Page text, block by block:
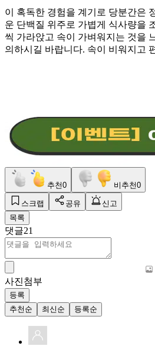
이 혹독한 경험을 계기로 당분간은
운 단백질 위주로 가볍게 식사량을
씩 가라앉고 속이 가벼워지는 것을
의하시길 바랍니다. 속이 비워지고
추천0 비추천0
스크랩 공유
신고
목록
댓글21
사진첨부
등록
추천순
최신순 등록순